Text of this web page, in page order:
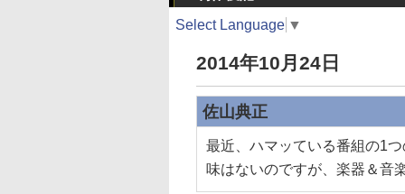
Select Language ▼
2014年10月24日
佐山典正
最近、ハマッている番組の1つ
味はないのですが、楽器＆音